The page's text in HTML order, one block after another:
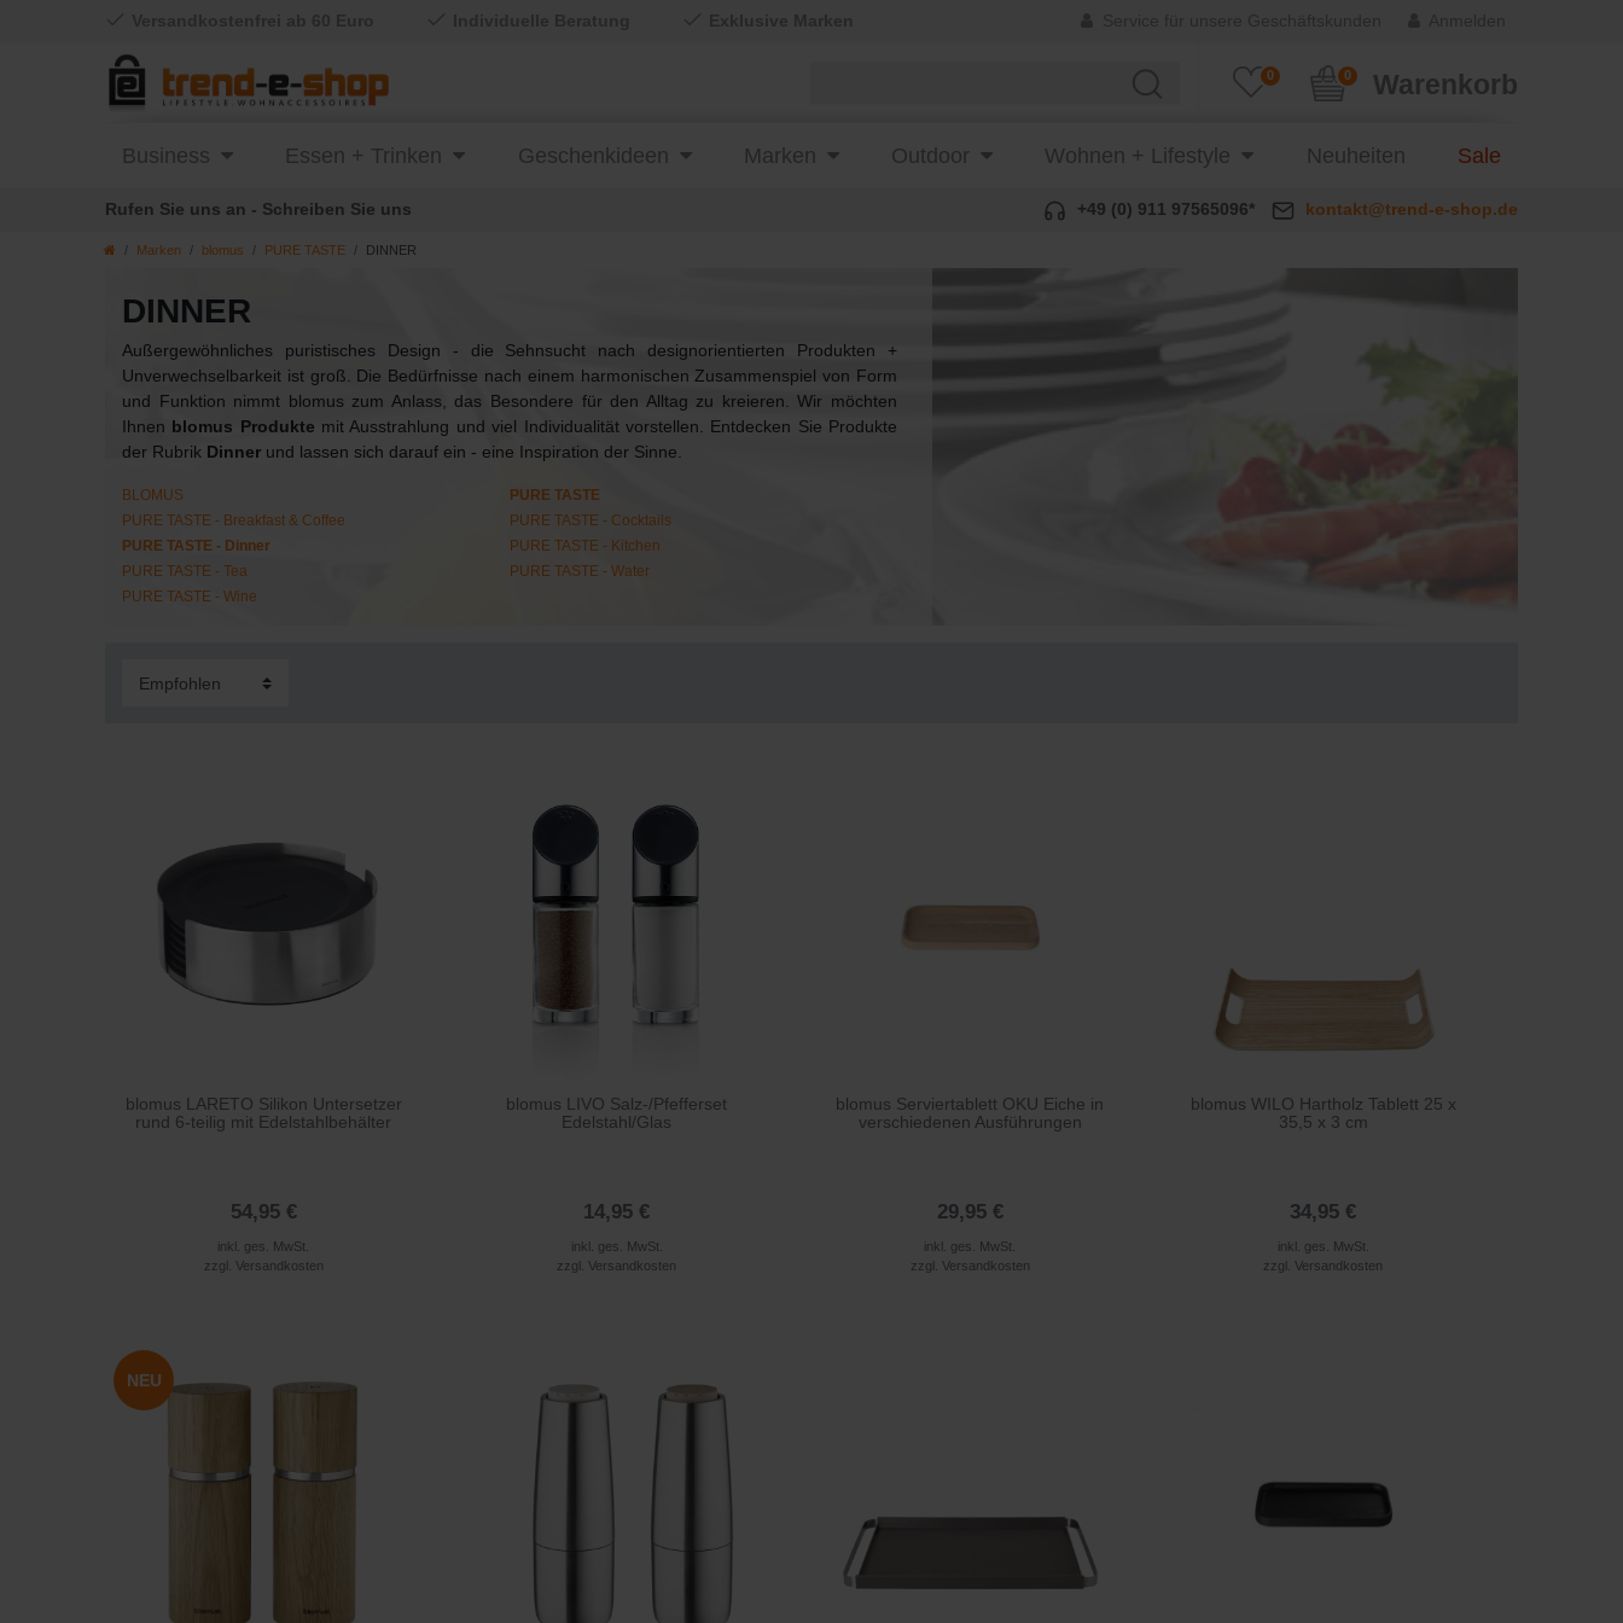
Marken blomus PURE TASTE DINNER
0 Warenkorb
0
Business Essen + Trinken Geschenkideen Marken Outdoor Wohnen + Lifestyle Neuheiten Sale
Rufen Sie uns an - Schreiben Sie uns +49 (0) 911 97565096* kontakt@trend-e-shop.de
DINNER
Außergewöhnliches puristisches Design - die Sehnsucht nach designorientierten Produkten +
Unverwechselbarkeit ist groß. Die Bedürfnisse nach einem harmonischen Zusammenspiel von Form
und Funktion nimmt blomus zum Anlass, das Besondere für den Alltag zu kreieren. Wir möchten
Ihnen blomus Produkte mit Ausstrahlung und viel Individualität vorstellen. Entdecken Sie Produkte
der Rubrik Dinner und lassen sich darauf ein - eine Inspiration der Sinne.
BLOMUS
PURE TASTE
PURE TASTE - Breakfast & Coffee
PURE TASTE - Cocktails
PURE TASTE - Dinner
PURE TASTE - Kitchen
PURE TASTE - Tea
PURE TASTE - Water
PURE TASTE - Wine
blomus LARETO Silikon Untersetzer
rund 6-teilig mit Edelstahlbehälter
54,95 €
inkl. ges. MwSt.
zzgl. Versandkosten
blomus LIVO Salz-/Pfefferset
Edelstahl/Glas
14,95 €
inkl. ges. MwSt.
zzgl.Versandkosten
blomus Serviertablett OKU Eiche in
verschiedenen Ausführungen
29,95 €
inkl. ges. MwSt.
zzgl. Versandkosten
blomus WILO Hartholz Tablett 25 x
35,5 x 3 cm
34,95 €
inkl. ges. MwSt.
zzgl.Versandkosten
NEU